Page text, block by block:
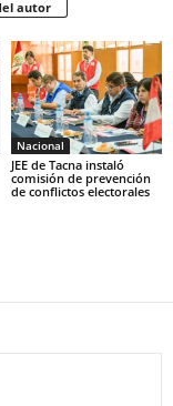
autor
Nacional
JEE de Tacna instaló
comisión de prevención
de conflictos electorales